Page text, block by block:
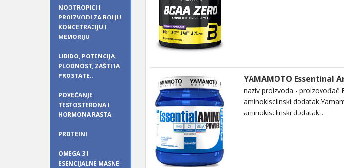
NOOTROPICI I
PROIZVODI ZA BOLJU
KONCETRACIJU I
MEMORIJU
LIBIDO, POTENCIJA,
PLODNOST, ZAŠTITA
PROSTATE..
POVEĆANJE
TESTOSTERONA I
HORMONA RASTA
PROTEINI
OMEGA 3 I
ESENCIJALNE MASNE
YAMAMOTO Essentinal
naziv proizvoda - proizovođač
aminokiselinski dodatak
aminokiselinski dodatak...